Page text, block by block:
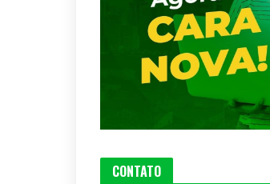
CONTATO